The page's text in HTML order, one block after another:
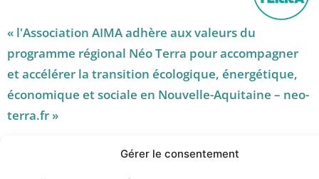
Gérer le consentement
« l'Association AIMA adhère aux valeurs du
programme régional Néo Terra pour accompagner
et accélérer la transition écologique, énergétique,
économique et sociale en Nouvelle-Aquitaine – neo-
terra.fr »